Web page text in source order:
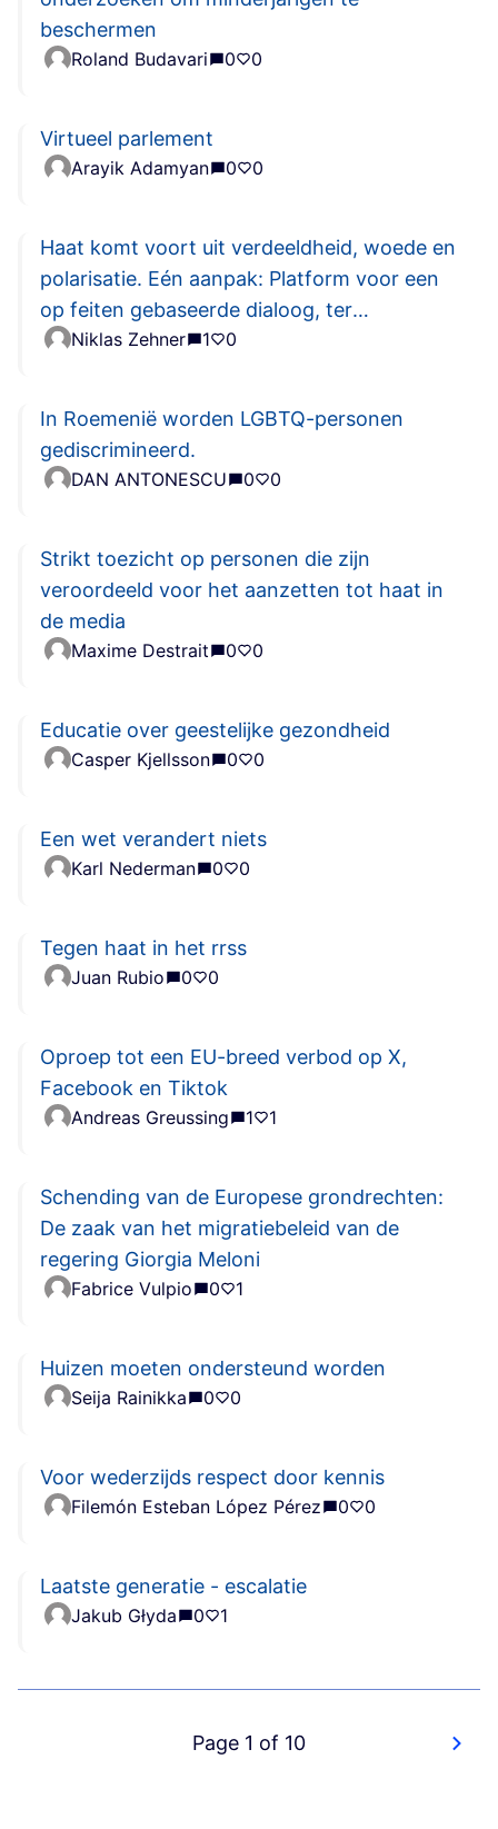
beschermen
Roland Budavari 0 0
Virtueel parlement
Arayik Adamyan 0 0
Haat komt voort uit verdeeldheid, woede en
polarisatie. Eén aanpak: Platform voor een
op feiten gebaseerde dialoog, ter
vervanging van Instagram en Co.
Niklas Zehner 1 0
In Roemenië worden LGBTQ-personen
gediscrimineerd.
DAN ANTONESCU 0 0
Strikt toezicht op personen die zijn
veroordeeld voor het aanzetten tot haat in
de media
Maxime Destrait 0 0
Educatie over geestelijke gezondheid
Casper Kjellsson 0 0
Een wet verandert niets
Karl Nederman 0 0
Tegen haat in het rrss
Juan Rubio 0 0
Oproep tot een EU-breed verbod op X,
Facebook en Tiktok
Andreas Greussing 1 1
Schending van de Europese grondrechten:
De zaak van het migratiebeleid van de
regering Giorgia Meloni
Fabrice Vulpio 0 1
Huizen moeten ondersteund worden
Seija Rainikka 0 0
Voor wederzijds respect door kennis
Filemón Esteban López Pérez 0 0
Laatste generatie - escalatie
Jakub Głyda 0 1
Page 1 of 10